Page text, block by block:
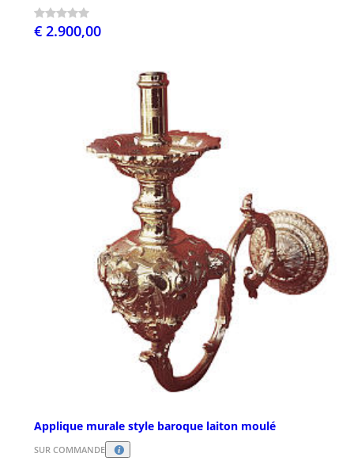
€ 2.900,00
Applique murale style baroque laiton moulé
SUR COMMANDE